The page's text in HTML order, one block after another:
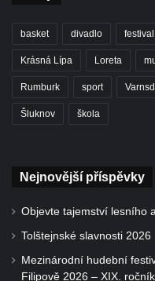
basket divadlo festival
Krásná Lípa Loreta
Rumburk sport
Šluknov škola
Nejnovější příspěvky
Objevte tajemství lesního
Tolštejnské slavnosti 2026
Mezinárodní hudební
Filipově 2026 – XIX.